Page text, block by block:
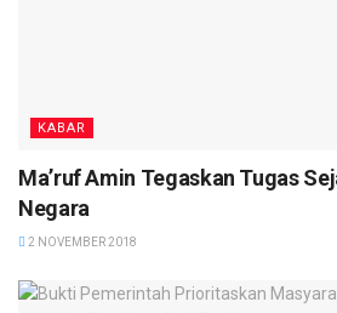
KABAR
Ma’ruf Amin Tegaskan Tugas
Negara
2 NOVEMBER 2018